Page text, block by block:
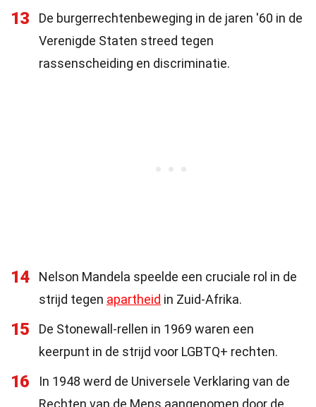
13
De burgerrechtenbeweging in de jaren '60 in de
Verenigde Staten streed tegen
rassenscheiding en discriminatie.
14
Nelson Mandela speelde een cruciale rol in de
strijd tegen apartheid in Zuid-Afrika.
15
De Stonewall-rellen in 1969 waren een
keerpunt in de strijd voor LGBTQ+ rechten.
16
In 1948 werd de Universele Verklaring van de
Rechten van de Mens aangenomen door de